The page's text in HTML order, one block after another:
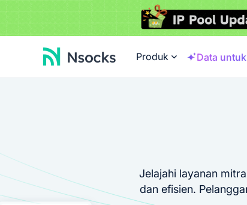
Produk Data
Jelajahi layanan
dan efisien.